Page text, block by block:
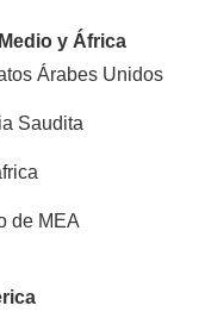
y África
Árabes Unidos
Saudita
de MEA